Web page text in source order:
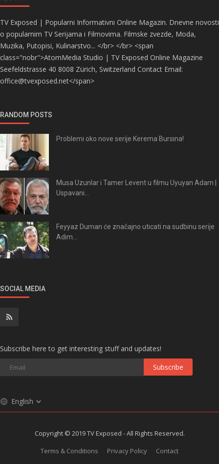
TV Exposed | Popularni Informativni Online Magazin. Dnevne novosti
o popularnim TV Serijama i Filmovima. Filmske zvezde, Moda,
Muzika, Putopisi, Kulinarstvo... </br> </br> <span
class="nobr">AtomMedia Studio | TV Exposed Online Magazine
Seefeldstrasse 40 8008 Zürich, Switzerland Contact Email:
office@tvexposed.net</span>
RANDOM POSTS
Problemi oko nove serije Kerema Bursina!
Musa Uzunlar i Tamer Levent u filmu Uyuyan Adam |
Uspavani...
Feyyaz Duman će značajno uticati na sudbinu serije
Adim...
SOCIAL MEDIA
Subscribe here to get interesting stuff and updates!
Subscribe
English
Copyright © 2019 TV Exposed - All Rights Reserved.
Terms & Conditions
Privacy Policy Contact